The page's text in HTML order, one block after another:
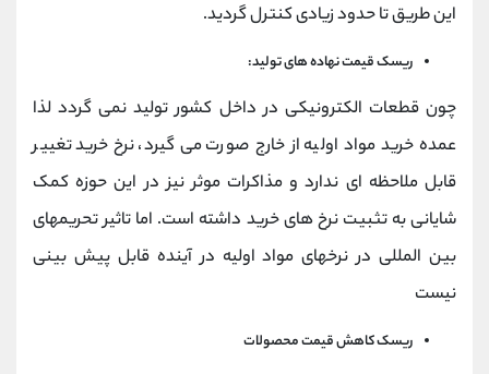
این طریق تا حدود زیادی کنترل گردید.
ریسک قیمت نهاده های تولید:
چون قطعات الکترونیکی در داخل کشور تولید نمی گردد لذا
عمده خرید مواد اولیه از خارج صورت می گیرد، نرخ خرید تغيير
قابل ملاحظه ای ندارد و مذاکرات موثر نیز در این حوزه کمک
شایانی به تثبیت نرخ های خرید داشته است. اما تاثیر تحریمهای
بین المللی در نرخهای مواد اولیه در آینده قابل پیش بینی
نیست
ریسک کاهش قیمت محصولات